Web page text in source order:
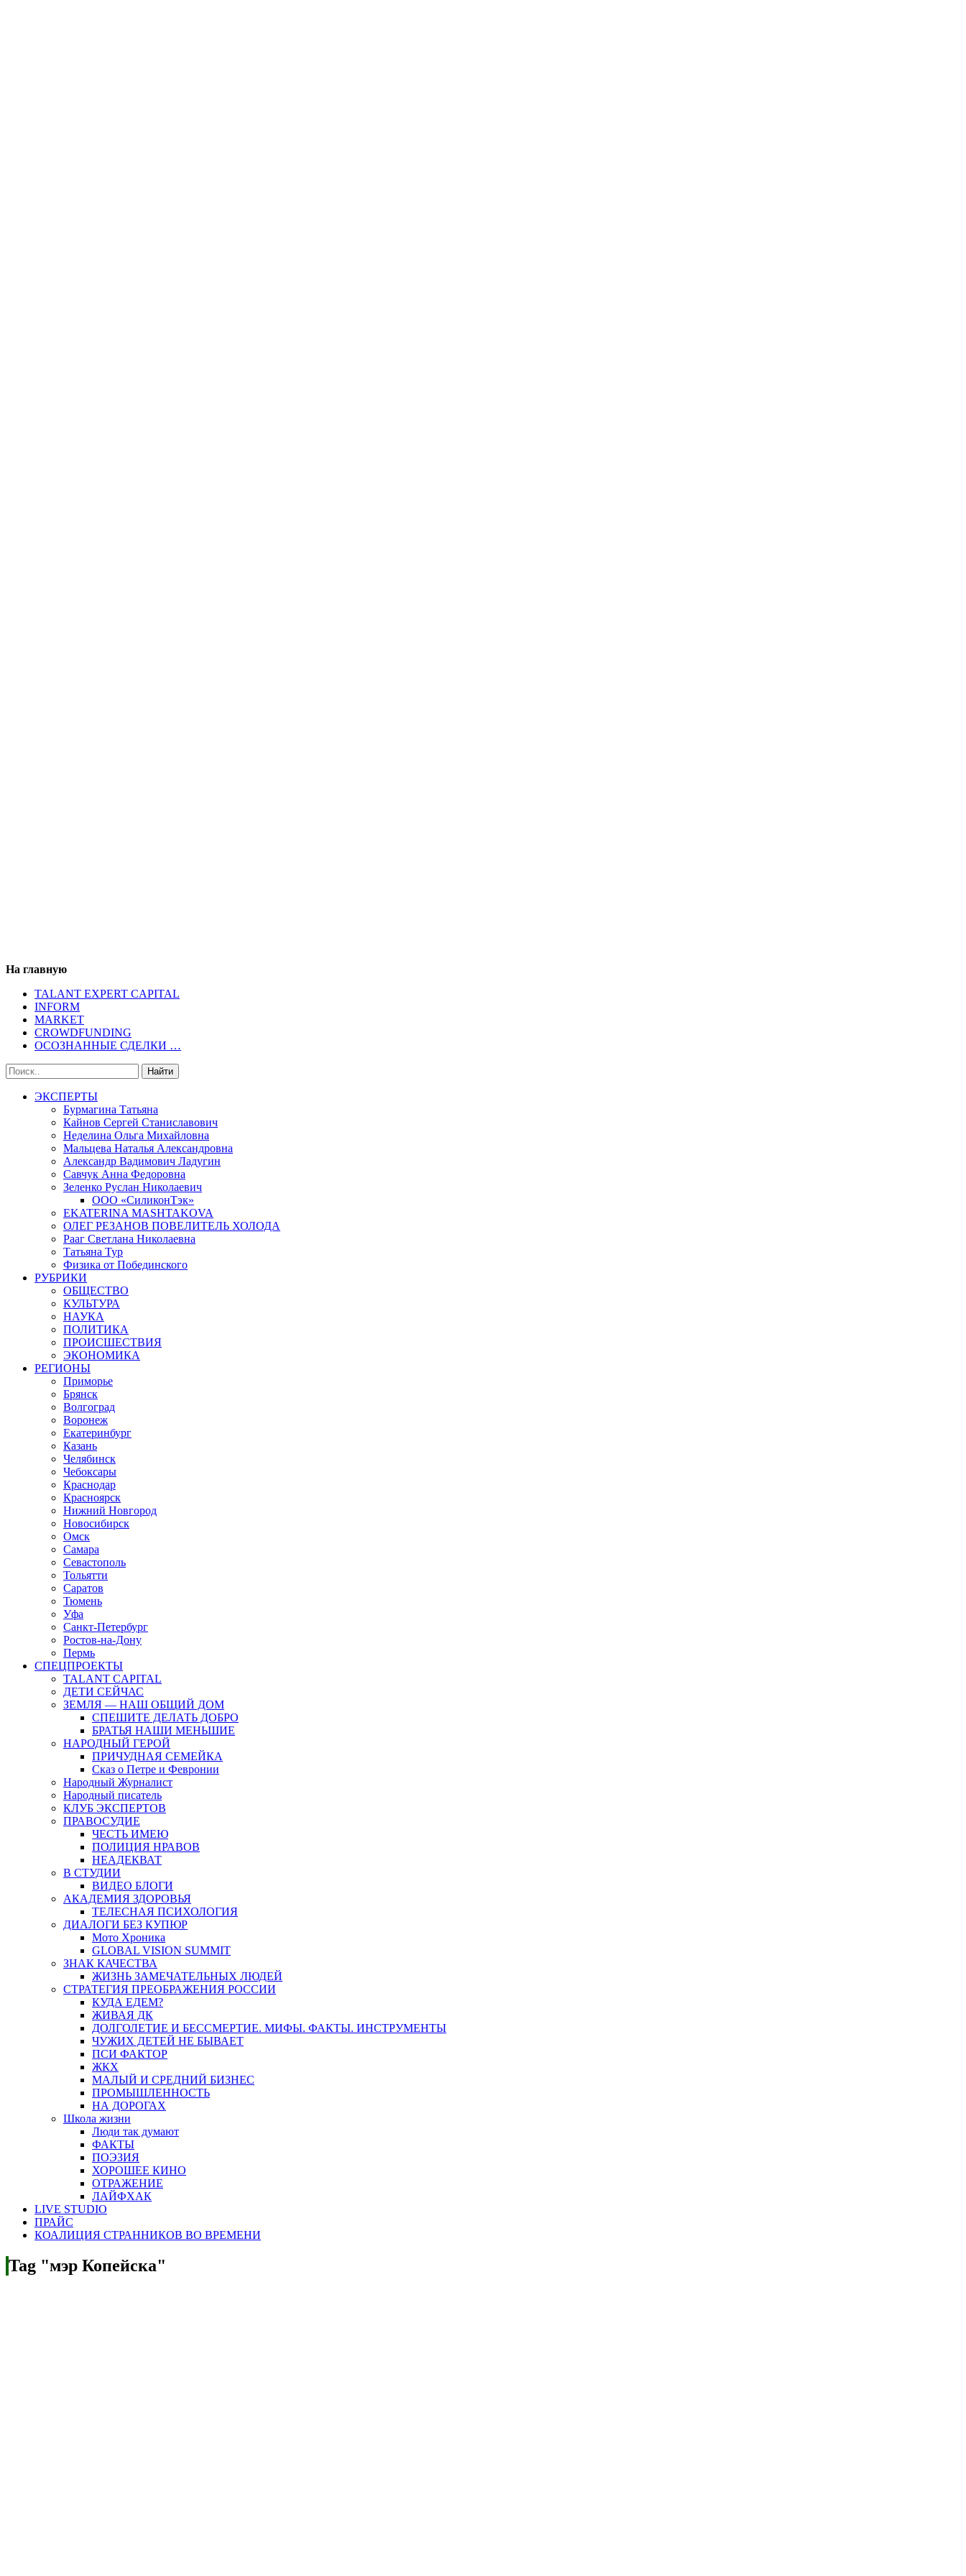
На главную
TALANT EXPERT CAPITAL
INFORM
MARKET
CROWDFUNDING
ОСОЗНАННЫЕ СДЕЛКИ …
ЭКСПЕРТЫ
Бурмагина Татьяна
Кайнов Сергей Станиславович
Неделина Ольга Михайловна
Мальцева Наталья Александровна
Александр Вадимович Ладугин
Савчук Анна Федоровна
Зеленко Руслан Николаевич
ООО «СиликонТэк»
EKATERINA MASHTAKOVA
ОЛЕГ РЕЗАНОВ ПОВЕЛИТЕЛЬ ХОЛОДА
Рааг Светлана Николаевна
Татьяна Тур
Физика от Побединского
РУБРИКИ
ОБЩЕСТВО
КУЛЬТУРА
НАУКА
ПОЛИТИКА
ПРОИСШЕСТВИЯ
ЭКОНОМИКА
РЕГИОНЫ
Приморье
Брянск
Волгоград
Воронеж
Екатеринбург
Казань
Челябинск
Чебоксары
Краснодар
Красноярск
Нижний Новгород
Новосибирск
Омск
Самара
Севастополь
Тольятти
Саратов
Тюмень
Уфа
Санкт-Петербург
Ростов-на-Дону
Пермь
СПЕЦПРОЕКТЫ
TALANT CAPITAL
ДЕТИ СЕЙЧАС
ЗЕМЛЯ — НАШ ОБЩИЙ ДОМ
СПЕШИТЕ ДЕЛАТЬ ДОБРО
БРАТЬЯ НАШИ МЕНЬШИЕ
НАРОДНЫЙ ГЕРОЙ
ПРИЧУДНАЯ СЕМЕЙКА
Сказ о Петре и Февронии
Народный Журналист
Народный писатель
КЛУБ ЭКСПЕРТОВ
ПРАВОСУДИЕ
ЧЕСТЬ ИМЕЮ
ПОЛИЦИЯ НРАВОВ
НЕАДЕКВАТ
В СТУДИИ
ВИДЕО БЛОГИ
АКАДЕМИЯ ЗДОРОВЬЯ
ТЕЛЕСНАЯ ПСИХОЛОГИЯ
ДИАЛОГИ БЕЗ КУПЮР
Мото Хроника
GLOBAL VISION SUMMIT
ЗНАК КАЧЕСТВА
ЖИЗНЬ ЗАМЕЧАТЕЛЬНЫХ ЛЮДЕЙ
СТРАТЕГИЯ ПРЕОБРАЖЕНИЯ РОССИИ
КУДА ЕДЕМ?
ЖИВАЯ ДК
ДОЛГОЛЕТИЕ И БЕССМЕРТИЕ. МИФЫ. ФАКТЫ. ИНСТРУМЕНТЫ
ЧУЖИХ ДЕТЕЙ НЕ БЫВАЕТ
ПСИ ФАКТОР
ЖКХ
МАЛЫЙ И СРЕДНИЙ БИЗНЕС
ПРОМЫШЛЕННОСТЬ
НА ДОРОГАХ
Школа жизни
Люди так думают
ФАКТЫ
ПОЭЗИЯ
ХОРОШЕЕ КИНО
ОТРАЖЕНИЕ
ЛАЙФХАК
LIVE STUDIO
ПРАЙС
КОАЛИЦИЯ СТРАННИКОВ ВО ВРЕМЕНИ
Tag "мэр Копейска"